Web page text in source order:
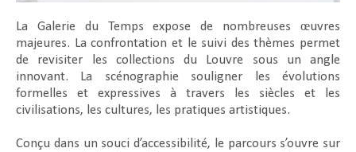
La Galerie du Temps expose de nombreuses œuvres
majeures. La confrontation et le suivi des thèmes permet
de revisiter les collections du Louvre sous un angle
innovant. La scénographie souligner les évolutions
formelles et expressives à travers les siècles et les
civilisations, les cultures, les pratiques artistiques.
Conçu dans un souci d’accessibilité, le parcours s’ouvre sur